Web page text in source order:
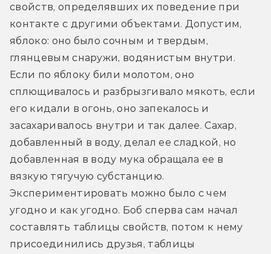
свойств, определявших их поведение при
контакте с другими объектами. Допустим,
яблоко: оно было сочным и твердым,
глянцевым снаружи, водянистым внутри.
Если по яблоку били молотом, оно
сплющивалось и разбрызгивало мякоть, если
его кидали в огонь, оно запекалось и
засахаривалось внутри и так далее. Сахар,
добавленный в воду, делал ее сладкой, но
добавленная в воду мука обращала ее в
вязкую тягучую субстанцию.
Экспериментировать можно было с чем
угодно и как угодно. Боб сперва сам начал
составлять таблицы свойств, потом к нему
присоединились друзья, таблицы